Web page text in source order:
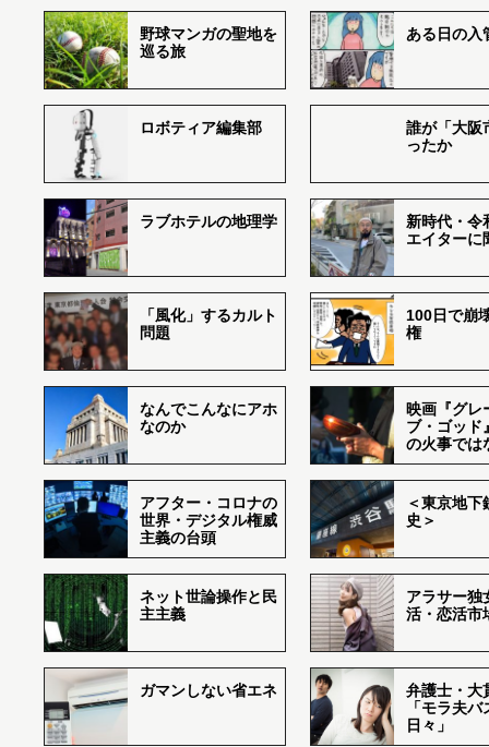
野球マンガの聖地を
巡る旅
ある日の入
ロボティア編集部
誰が「大阪
ったか
ラブホテルの地理学
新時代・令
エイターに
「風化」するカルト
問題
100日で崩
権
なんでこんなにアホ
なのか
映画『グレ
ブ・ゴッド
の火事では
アフター・コロナの
世界・デジタル権威
主義の台頭
＜東京地下
史＞
ネット世論操作と民
主主義
アラサー独
活・恋活市
ガマンしない省エネ
弁護士・大
「モラ夫
日々」